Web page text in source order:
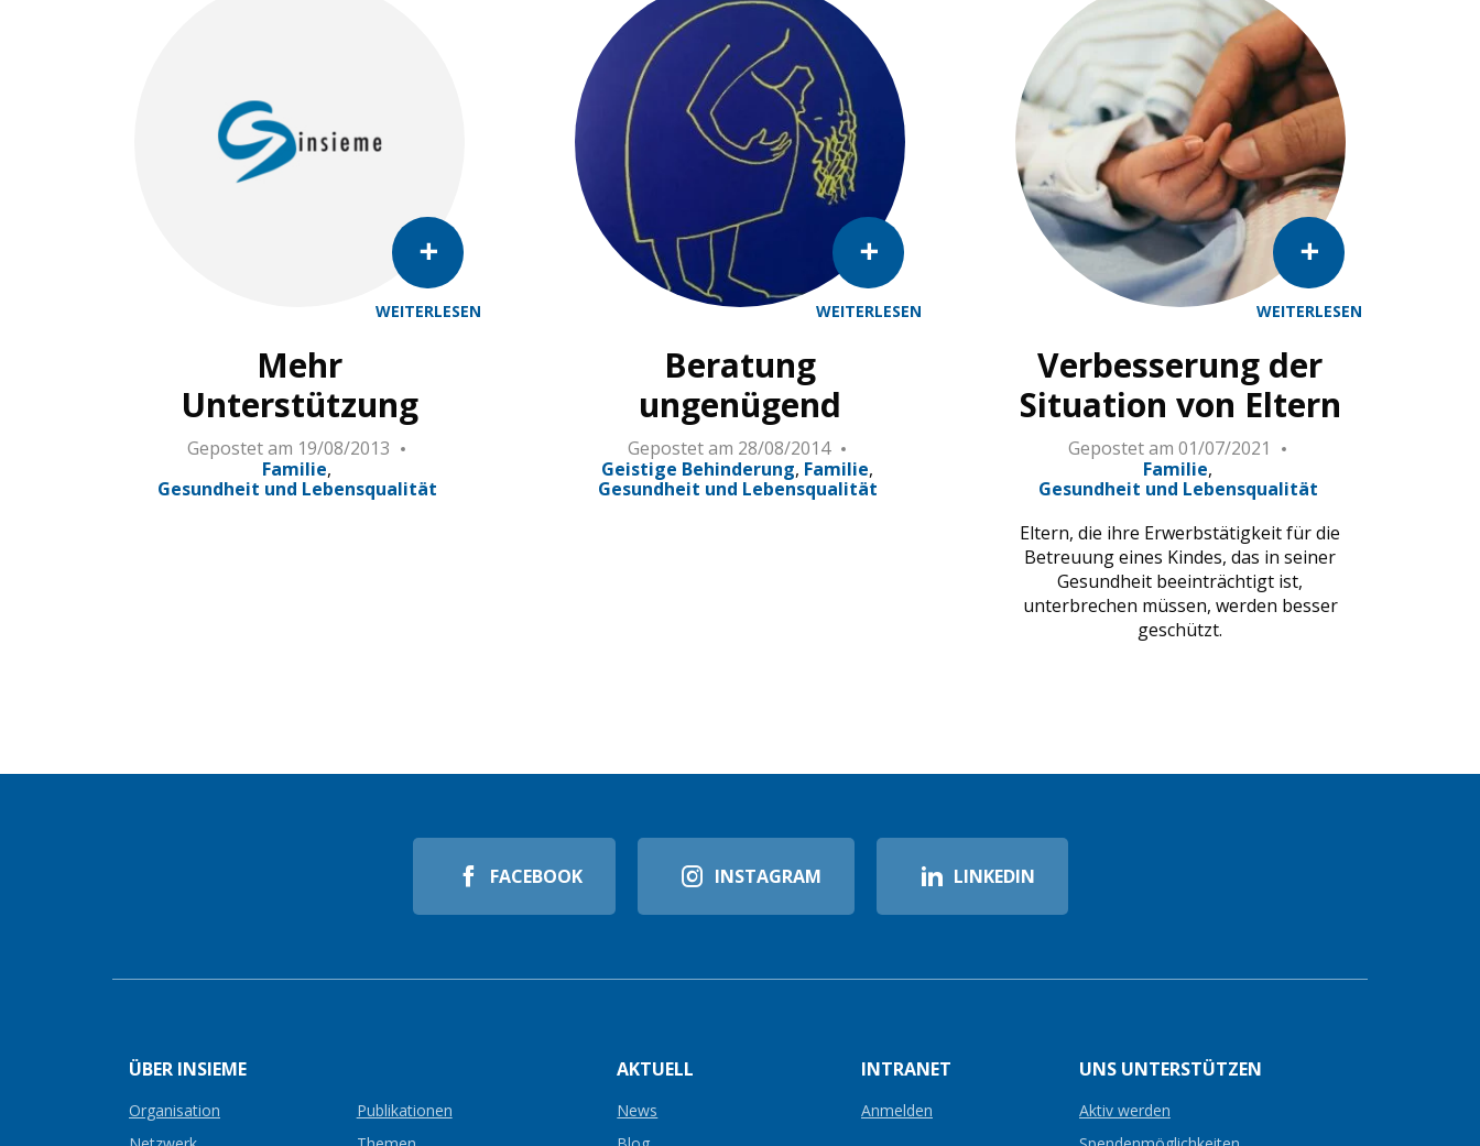
WEITERLESEN
Mehr
Unterstützung
Gepostet am 19/08/2013
Familie
Gesundheit und Lebensqualität
WEITERLESEN
Beratung
ungenügend
Gepostet am 28/08/2014
Geistige Behinderung Familie
Gesundheit und Lebensqualität
WEITERLESEN
Verbesserung der
Situation von Eltern
Gepostet am 01/07/2021
Familie
Gesundheit und Lebensqualität
Eltern, die ihre Erwerbstätigkeit für die
Betreuung eines Kindes, das in seiner
Gesundheit beeinträchtigt ist,
unterbrechen müssen, werden besser
geschützt.
FACEBOOK INSTAGRAM LINKEDIN
ÜBER INSIEME
Organisation
Publikationen
AKTUELL
News
INTRANET
Anmelden
UNS UNTERSTÜTZEN
Aktiv werden